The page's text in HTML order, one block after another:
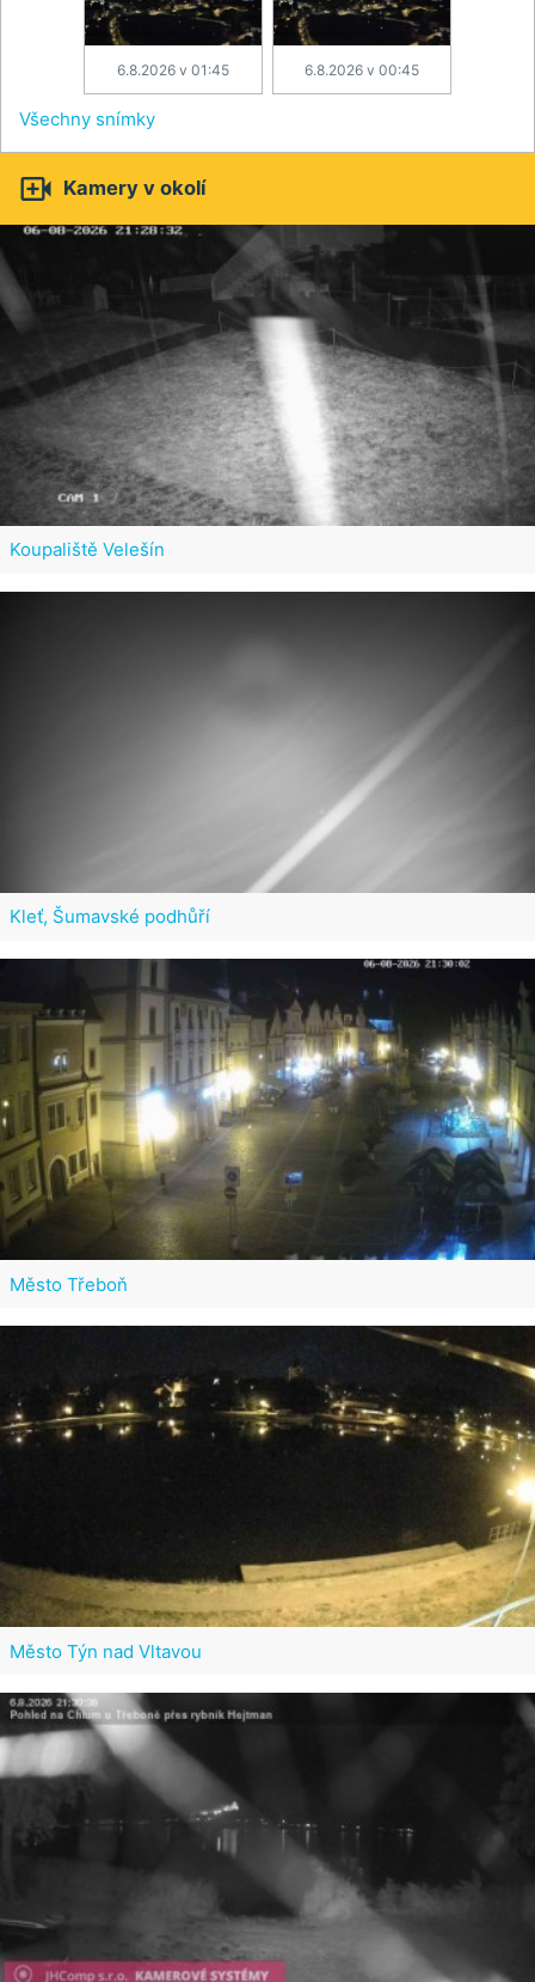
6.8.2026 v 01:45 6.8.2026 v 00:45
Všechny snímky
 Kamery v okolí
Koupaliště Velešín
Kleť, Šumavské podhůří
Město Třeboň
Město Týn nad Vltavou